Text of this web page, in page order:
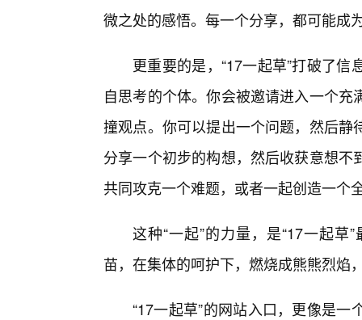
微之处的感悟。每一个分享，都可能成
更重要的是，“17一起草”打破了
自思考的个体。你会被邀请进入一个
撞观点。你可以提出一个问题，然后
分享一个初步的构想，然后收获意想
共同攻克一个难题，或者一起创造一个
这种“一起”的力量，是“17一起
苗，在集体的呵护下，燃烧成熊熊烈焰
“17一起草”的网站入口，更像是